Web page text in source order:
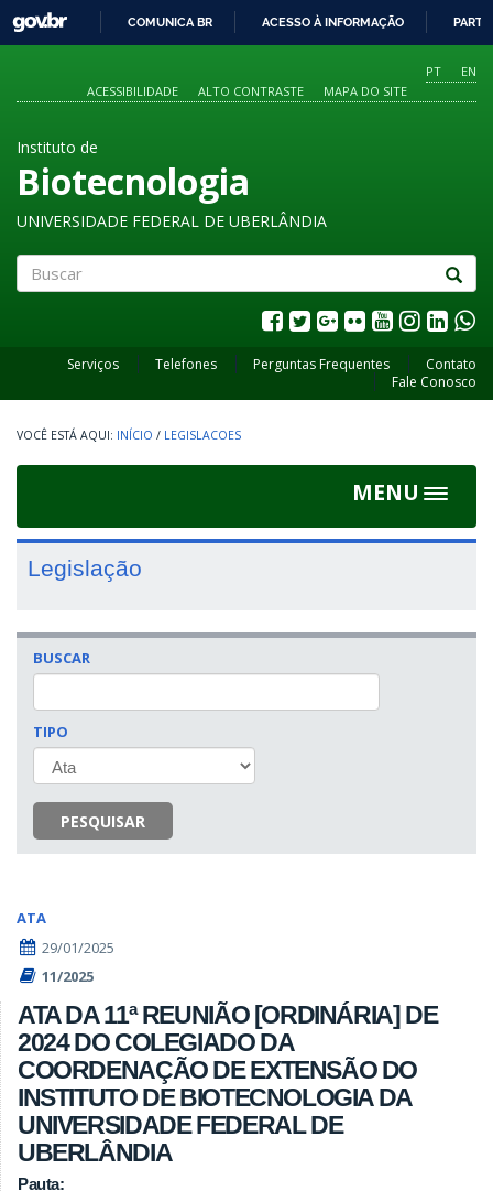
O
CONTEÚDO
GOVBR
COMUNICA BR ACESSO À INFORMAÇÃO
PT
EN
ACESSIBILIDADE
ALTO CONTRASTE MAPA DO SITE
Instituto de
Biotecnologia
UNIVERSIDADE FEDERAL DE UBERLÂNDIA
Serviços Telefones Perguntas Frequentes
Contato
Fale Conosco
INÍCIO / LEGISLACOES
MENU
Toggle
Legislação
BUSCAR
TIPO
PESQUISAR
ATA
29/01/2025
11/2025
ATA DA 11ª REUNIÃO [ORDINÁRIA] DE
2024 DO COLEGIADO DA
COORDENAÇÃO DE EXTENSÃO DO
INSTITUTO DE BIOTECNOLOGIA DA
UNIVERSIDADE FEDERAL DE
UBERLÂNDIA
Pauta: